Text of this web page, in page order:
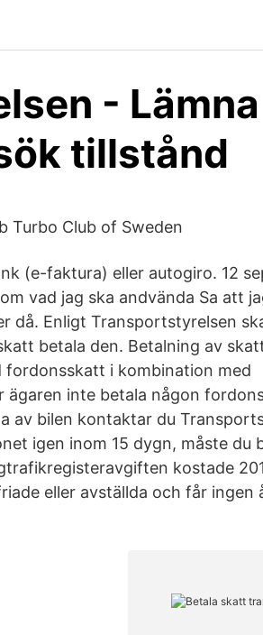
- Lämna
tillstånd
Turbo Club of Sweden
(e-faktura) eller autogiro. 12
vad jag ska andvända Sa att
då. Enligt Transportstyrelsen
betala den. Betalning av
i kombination med
inte betala någon
av bilen kontaktar du
igen inom 15 dygn, måste du
kostade
eller avställda och får ingen